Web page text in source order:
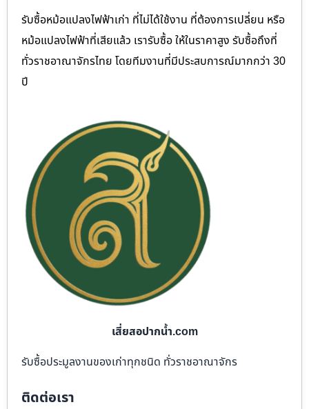
รับซื้อหม้อแปลงไฟฟ้าเก่า ที่ไม่ได้ใช้งาน ที่ต้องการเปลี่ยน หรือ
หม้อแปลงไฟฟ้าที่เสียแล้ว เรารับซื้อ ให้ในราคาสูง รับซื้อถึงที่
ทั่วราชอาณาจักรไทย โดยทีมงานที่มีประสบการณ์มากกว่า 30
ปี
เสี่ยสอปากน้ำ.com
รับซื้อประมูลงานของเก่าทุกชนิด ทั่วราชอาณาจักร
ติดต่อเรา